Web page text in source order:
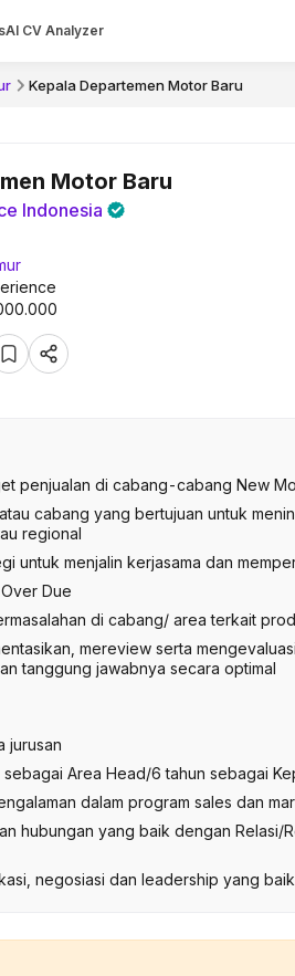
AI CV Analyzer
Kepala Departemen Motor Baru
Motor Baru
Indonesia
penjualan di cabang-cabang New
cabang yang bertujuan untuk
regional
untuk menjalin kerjasama dan
Due
di cabang/ area terkait
mereview serta
tanggung jawabnya secara optimal
jurusan
Area Head/6 tahun sebagai
dalam program sales dan
hubungan yang baik dengan Relasi/
negosiasi dan leadership yang baik